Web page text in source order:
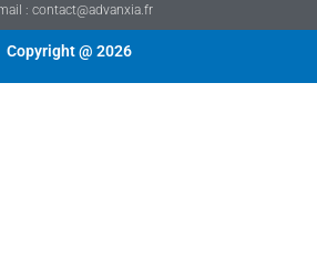
: contact@advanxia.fr
Copyright @ 2026